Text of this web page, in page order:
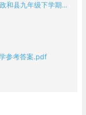
可) （2分）
2026年6月福建省南平市政和县九年级下学期初三中考模拟化学试卷.pdf
参考答案.pdf